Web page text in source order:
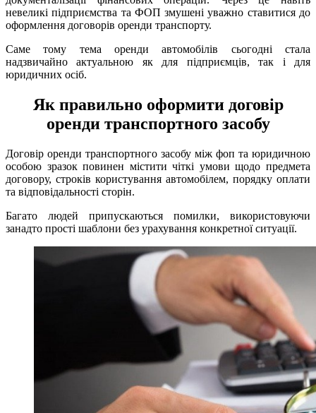
невеликі підприємства та ФОП змушені уважно ставитися до
оформлення договорів оренди транспорту.
Саме тому тема оренди автомобілів сьогодні стала
надзвичайно актуальною як для підприємців, так і для
юридичних осіб.
Як правильно оформити договір
оренди транспортного засобу
Договір оренди транспортного засобу між фоп та юридичною
особою зразок повинен містити чіткі умови щодо предмета
договору, строків користування автомобілем, порядку оплати
та відповідальності сторін.
Багато людей припускаються помилки, використовуючи
занадто прості шаблони без урахування конкретної ситуації.